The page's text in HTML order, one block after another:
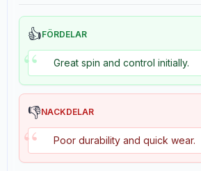
👍FÖRDELAR
“ Great spin and control initially.
👎NACKDELAR
“ Poor durability and quick wear.